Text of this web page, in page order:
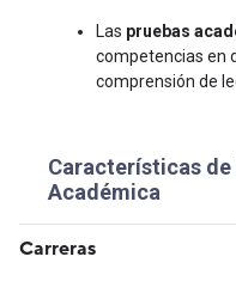
Las pruebas
competencias en
comprensión de
Características de
Académica
Carreras